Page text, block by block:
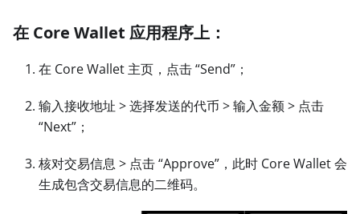
在 Core Wallet 应用程序上：
在 Core Wallet 主页，点击 “Send”；
输入接收地址 >选择发送的代币 >输入金额> 点击
“Next”；
核对交易信息 > 点击 “Approve”，此时 Core Wallet 会
生成包含交易信息的二维码。